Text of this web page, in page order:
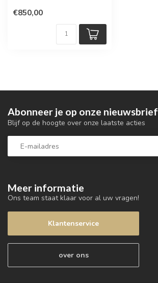
€850,00
Meer informatie
Ons team staat klaar voor al uw vragen!
Klantenservice
over ons
Abonneer je op onze nieuwsbrief
Blijf op de hoogte over onze laatste acties